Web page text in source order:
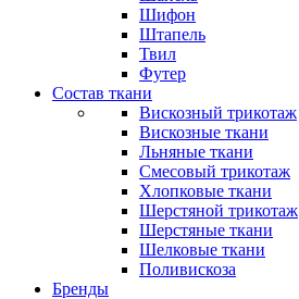
Шифон
Штапель
Твил
Футер
Состав ткани
Вискозный трикотаж
Вискозные ткани
Льняные ткани
Смесовый трикотаж
Хлопковые ткани
Шерстяной трикотаж
Шерстяные ткани
Шелковые ткани
Поливискоза
Бренды